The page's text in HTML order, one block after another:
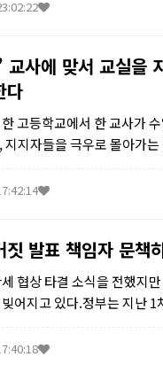
교사에 맞서 교실을
다
고등학교에서 한 교사가
지지자들을 극우로 몰아가
제의 SNS 게시물 삭제 조
짓 발표 책임자 문책
협상 타결 소식을 전했지
어지고 있다.정부는 지난 1
금 투자 지원 여부로 협상